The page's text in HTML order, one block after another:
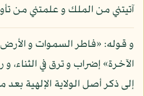
آتيتني من الملك و علمتني من
و قوله: «فاطر السموات و الأرض
الآخرة» إضراب و ترق في الثناء،
إلى ذكر أصل الولاية الإلهية